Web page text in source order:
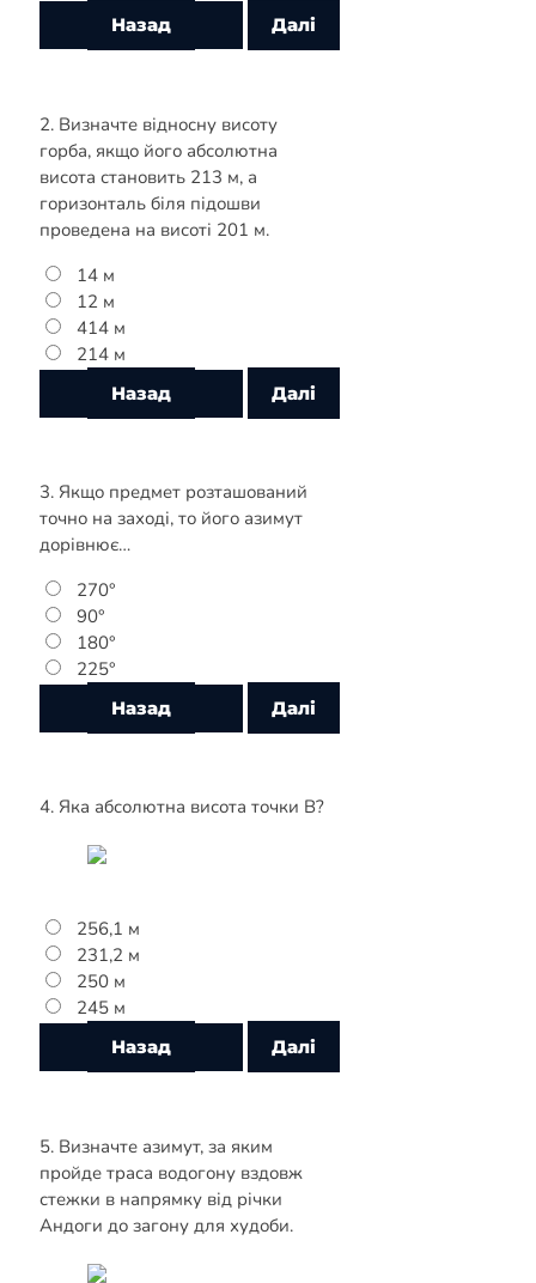
2. Визначте відносну висоту
горба, якщо його абсолютна
висота становить 213 м, а
горизонталь біля підошви
проведена на висоті 201 м.
14 м
12 м
414 м
214 м
3. Якщо предмет розташований
точно на заході, то його азимут
дорівнює…
270°
90°
180°
225°
4. Яка абсолютна висота точки В?
256,1 м
231,2 м
250 м
245 м
5. Визначте азимут, за яким
пройде траса водогону вздовж
стежки в напрямку від річки
Андоги до загону для худоби.